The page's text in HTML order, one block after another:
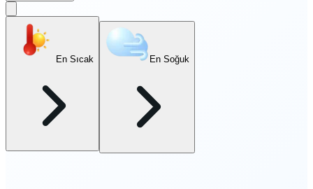
En Sıcak En Soğuk